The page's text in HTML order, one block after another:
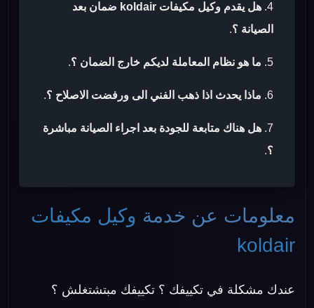
هل يقدم وكيل مكيفات koldair ضمان بعد
الصيانة ؟.
ما هو نظام المعاملة لديكم خارج الضمان ؟.
ماذا يحدث اذا ذهب الفني الى ورفضت الاصلاح ؟.
هل هناك متابعة للجودة بعد اجراء الصيانة مباشرة
؟.
معلومات عن خدمة وكيل مكيفات
koldair
عندك مشكلة في تكييفك ؟ تكييفك مبتشتغلش ؟